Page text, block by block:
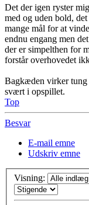
Det der igen ryster
med og uden bold,
mange mål for at
endnu engang men
der er simpelthen for
forstår overhovedet
Bagkæden virker tung
svært i opspillet.
Top
Besvar
E-mail emne
Udskriv emne
Visning: